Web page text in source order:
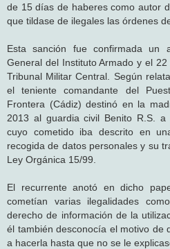
de 15 días de haberes como autor
que tildase de ilegales las órdenes
Esta sanción fue confirmada un
General del Instituto Armado y el
Tribunal Militar Central. Según
el teniente comandante del
Frontera (Cádiz) destinó en la
2013 al guardia civil Benito R.S. a
cuyo cometido iba descrito en
recogida de datos personales y su
Ley Orgánica 15/99.
El recurrente anotó en dicho
cometían varias ilegalidades
derecho de información de la
él también desconocía el motivo de
a hacerla hasta que no se le